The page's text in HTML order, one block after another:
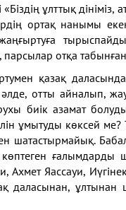
ұлттық дініміз,
ортақ нанымы
отқа
қазақ
әлде, отты айналып,
биік азамат
ұмытуды көксей
шатастырмайық.
ғалымдарды
Яассауи,
даласынан, ұлтынан